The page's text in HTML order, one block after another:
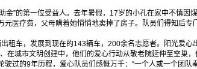
”的第一位受益人。去年暑假，17岁的小孔在家中不慎因
医疗费，父母瞒着她悄悄地卖掉了房子。队员们得知后专
租车，发展到现在的143辆车，200余名志愿者。阳光爱心
在城市文明创建中，他们的爱心行动从敬老院延伸至空巢
驶过的9年历程，爱心队员们感慨万千：“一个人或一个团队